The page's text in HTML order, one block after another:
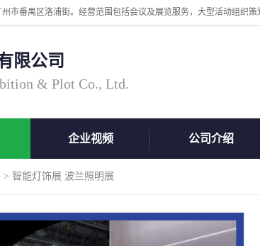
限公司
& Plot Co., Ltd.
企业视频 公司介绍
> 智能灯饰展 波兰照明展